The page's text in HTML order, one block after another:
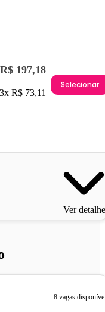
R$ 197,18
3x R$ 73,11
Selecionar
Ver
8 vagas